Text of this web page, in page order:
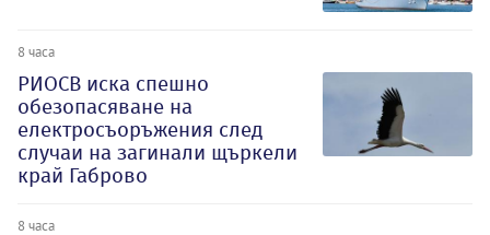
8 часа
РИОСВ иска спешно
обезопасяване на
електросъоръжения след
случаи на загинали щъркели
край Габрово
8 часа